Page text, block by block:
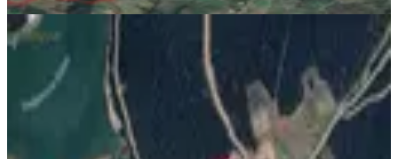
% 14
Doğancı'da Satılık 915 M2 Tarla
Osmangazi, Doğancı Mahallesi
915 m²
2.022/m²· 04.05.2026
1.850.000 ₺ 2.150.000 ₺